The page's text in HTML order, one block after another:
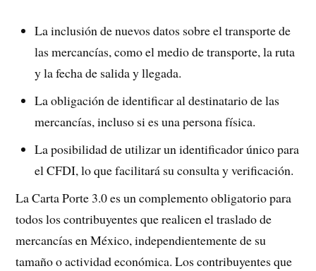
La inclusión de nuevos datos sobre el transporte de
las mercancías, como el medio de transporte, la ruta
y la fecha de salida y llegada.
La obligación de identificar al destinatario de las
mercancías, incluso si es una persona física.
La posibilidad de utilizar un identificador único para
el CFDI, lo que facilitará su consulta y verificación.
La Carta Porte 3.0 es un complemento obligatorio para
todos los contribuyentes que realicen el traslado de
mercancías en México, independientemente de su
tamaño o actividad económica. Los contribuyentes que